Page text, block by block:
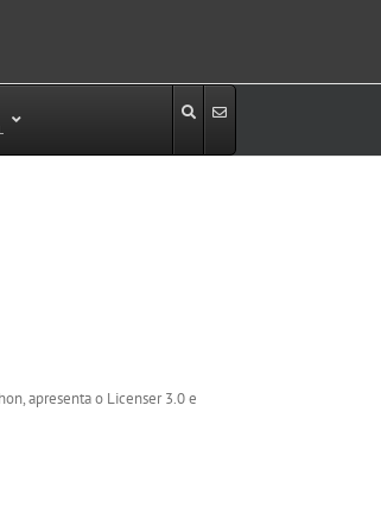
apresenta o Licenser 3.0 e